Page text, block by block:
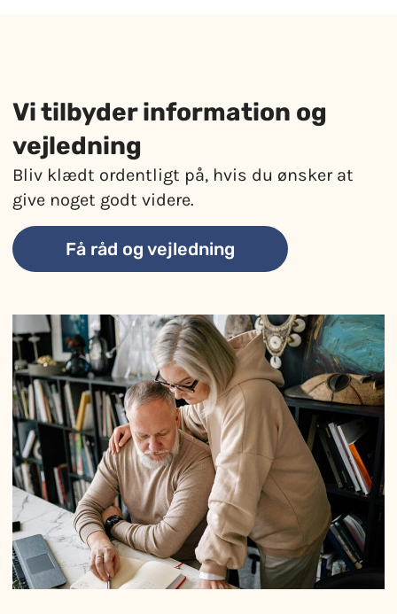
Vi tilbyder information og
vejledning​
Bliv klædt ordentligt på, hvis du ønsker at
give noget godt videre.
Få råd og vejledning